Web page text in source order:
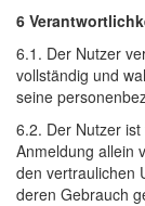
6
6.1. Der Nutzer
vollständig und
seine
6.2. Der Nutzer
Anmeldung allein
den vertraulichen
deren Gebrauch